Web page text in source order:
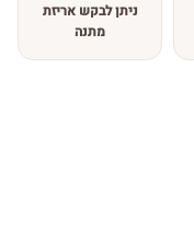
ניתן לבקש אריזת
מתנה